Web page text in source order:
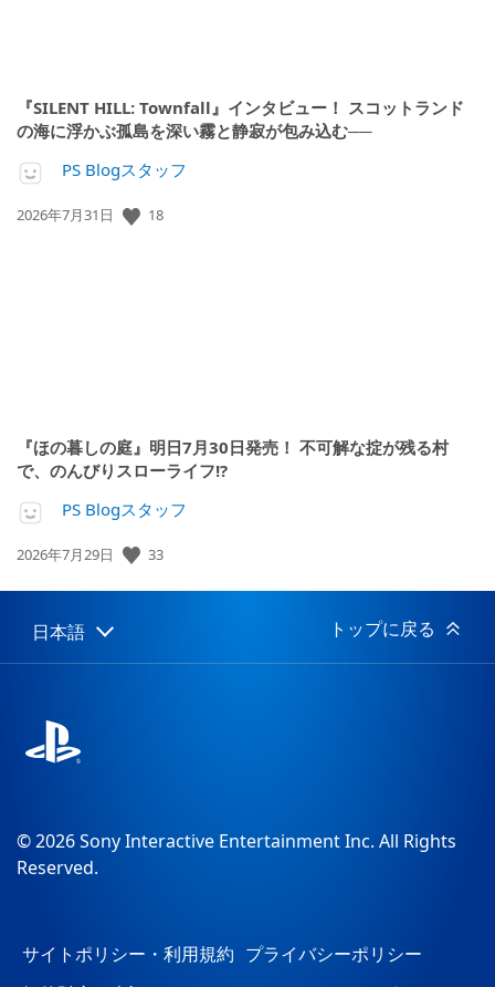
『SILENT HILL: Townfall』インタビュー！ スコットランド
の海に浮かぶ孤島を深い霧と静寂が包み込む──
PS Blogスタッフ
公
2026年7月31日 18
『ほの暮しの庭』明日7月30日発売！ 不可解な掟が残る村
で、のんびりスローライフ!?
PS Blogスタッフ
公
日:
2026年7月29日 33
Select
Current
日本語 トップに戻る
© 2026 Sony Interactive Entertainment Inc. All Rights
Reserved.
サイトポリシー・利用規約 プライバシーポリシー